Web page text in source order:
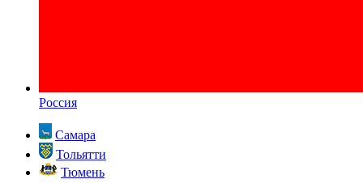
Россия
Самара
Тольятти
Тюмень